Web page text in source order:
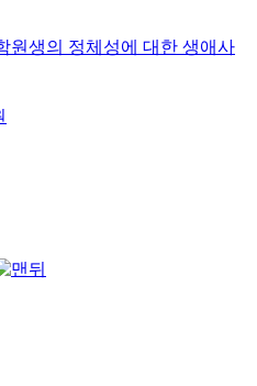
원생의 정체성에 대한 생애사